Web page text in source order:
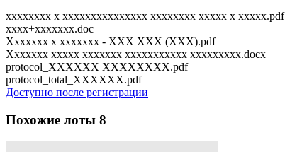
xxxxxxxx x xxxxxxxxxxxxxxx xxxxxxxx xxxxx x xxxxx.pdf
xxxx+xxxxxxx.doc
Xxxxxxx x xxxxxxx - XXX XXX (XXX).pdf
Xxxxxxx xxxxx xxxxxxx xxxxxxxxxxx xxxxxxxxx.docx
protocol_XXXXXX XXXXXXXX.pdf
protocol_total_XXXXXX.pdf
Доступно после регистрации
Похожие лоты 8